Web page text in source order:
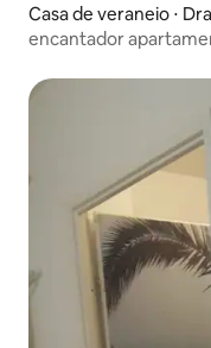
Casa de veraneio ⋅
encantador